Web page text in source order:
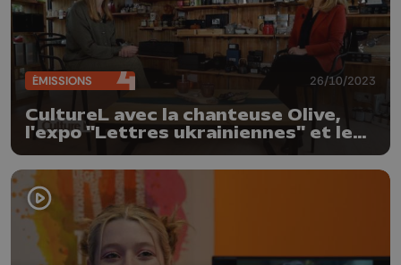
ÉMISSIONS 26/10/2023
CultureL avec la chanteuse Olive,
l'expo "Lettres ukrainiennes" et les
Concerts de Midi